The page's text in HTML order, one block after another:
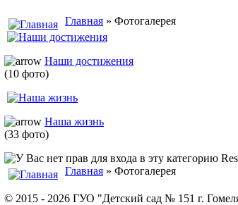
Главная » Фотогалерея
Наши достижения
(10 фото)
Наша жизнь
(33 фото)
Главная » Фотогалерея
© 2015 - 2026 ГУО "Детский сад № 151 г.